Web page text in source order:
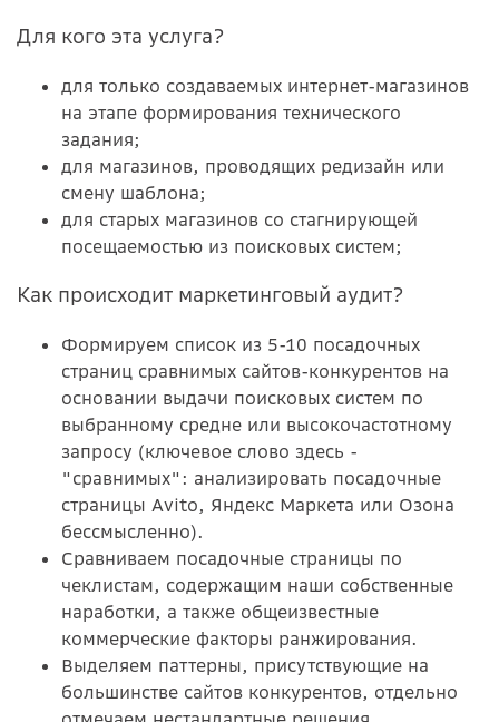
Для кого эта услуга?
для только создаваемых интернет-магазинов
на этапе формирования технического
задания;
для магазинов, проводящих редизайн или
смену шаблона;
для старых магазинов со стагнирующей
посещаемостью из поисковых систем;
Как происходит маркетинговый аудит?
Формируем список из 5-10 посадочных
страниц сравнимых сайтов-конкурентов на
основании выдачи поисковых систем по
выбранному средне или высокочастотному
запросу (ключевое слово здесь -
"сравнимых": анализировать посадочные
страницы Avito, Яндекс Маркета или Озона
бессмысленно).
Сравниваем посадочные страницы по
чеклистам, содержащим наши собственные
наработки, а также общеизвестные
коммерческие факторы ранжирования.
Выделяем паттерны, присутствующие на
большинстве сайтов конкурентов, отдельно